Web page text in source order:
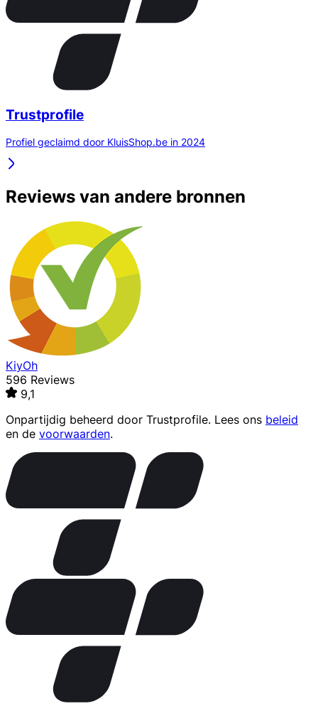
Trustprofile
Profiel geclaimd door KluisShop.be in 2024
Reviews van andere bronnen
KiyOh
596 Reviews
9,1
Onpartijdig beheerd door Trustprofile. Lees ons beleid
en de voorwaarden.